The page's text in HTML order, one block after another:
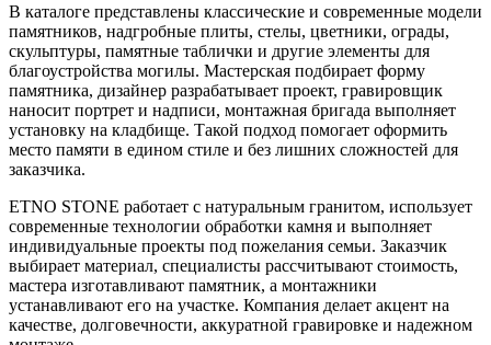
В каталоге представлены классические и современные модели
памятников, надгробные плиты, стелы, цветники, ограды,
скульптуры, памятные таблички и другие элементы для
благоустройства могилы. Мастерская подбирает форму
памятника, дизайнер разрабатывает проект, гравировщик
наносит портрет и надписи, монтажная бригада выполняет
установку на кладбище. Такой подход помогает оформить
место памяти в едином стиле и без лишних сложностей для
заказчика.
ETNO STONE работает с натуральным гранитом, использует
современные технологии обработки камня и выполняет
индивидуальные проекты под пожелания семьи. Заказчик
выбирает материал, специалисты рассчитывают стоимость,
мастера изготавливают памятник, а монтажники
устанавливают его на участке. Компания делает акцент на
качестве, долговечности, аккуратной гравировке и надежном